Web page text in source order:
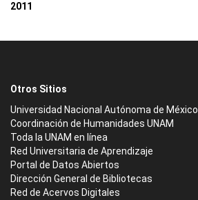
2011
Otros Sitios
Universidad Nacional Autónoma de México
Coordinación de Humanidades UNAM
Toda la UNAM en línea
Red Universitaria de Aprendizaje
Portal de Datos Abiertos
Dirección General de Bibliotecas
Red de Acervos Digitales